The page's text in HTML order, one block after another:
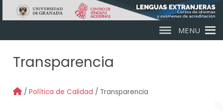
Skip to main content
MENU
Transparencia
/Política de Calidad / Transparencia